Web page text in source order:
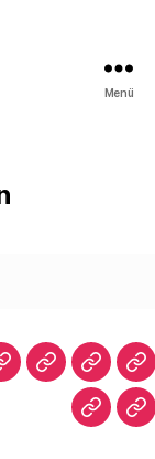
Menü
WarumBibliografie
Vita
|